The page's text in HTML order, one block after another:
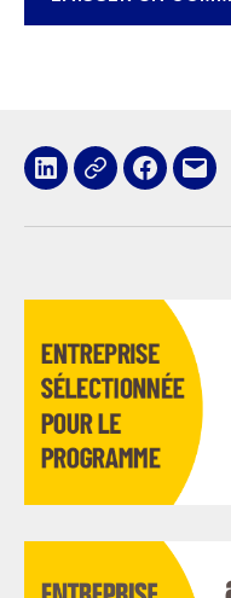
LinkedIn
x Facebook
E-